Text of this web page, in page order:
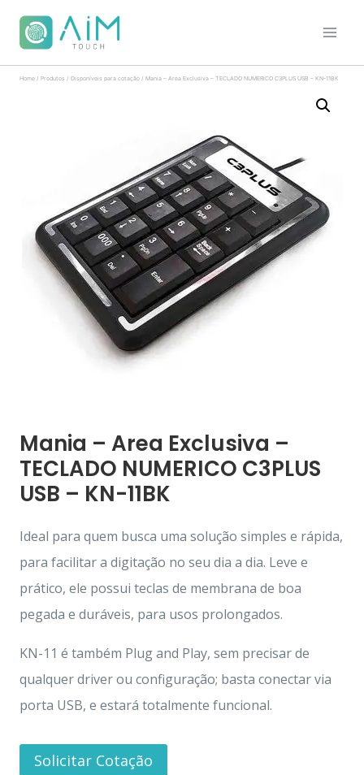
Home / Produtos / Disponíveis para cotação / Mania – Area Exclusiva – TECLADO NUMERICO C3PLUS USB – KN-11BK
Mania – Area Exclusiva –
TECLADO NUMERICO C3PLUS
USB – KN-11BK
Ideal para quem busca uma solução simples e rápida,
para facilitar a digitação no seu dia a dia. Leve e
prático, ele possui teclas de membrana de boa
pegada e duráveis, para usos prolongados.
KN-11 é também Plug and Play, sem precisar de
qualquer driver ou configuração; basta conectar via
porta USB, e estará totalmente funcional.
Solicitar Cotação